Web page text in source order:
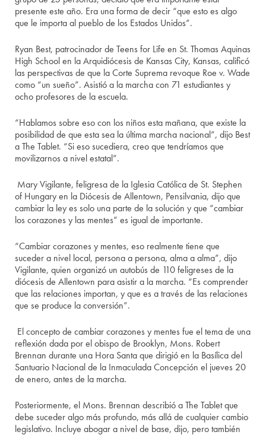
presente este año. Era una forma de decir “que esto es algo
que le importa al pueblo de los Estados Unidos”.
Ryan Best, patrocinador de Teens for Life en St. Thomas Aquinas
High School en la Arquidiócesis de Kansas City, Kansas, calificó
las perspectivas de que la Corte Suprema revoque Roe v. Wade
como “un sueño”. Asistió a la marcha con 71 estudiantes y
ocho profesores de la escuela.
“Hablamos sobre eso con los niños esta mañana, que existe la
posibilidad de que esta sea la última marcha nacional”, dijo Best
a The Tablet. “Si eso sucediera, creo que tendríamos que
movilizarnos a nivel estatal”.
Mary Vigilante, feligresa de la Iglesia Católica de St. Stephen
of Hungary en la Diócesis de Allentown, Pensilvania, dijo que
cambiar la ley es solo una parte de la solución y que “cambiar
los corazones y las mentes” es igual de importante.
“Cambiar corazones y mentes, eso realmente tiene que
suceder a nivel local, persona a persona, alma a alma”, dijo
Vigilante, quien organizó un autobús de 110 feligreses de la
diócesis de Allentown para asistir a la marcha. “Es comprender
que las relaciones importan, y que es a través de las relaciones
que se produce la conversión”.
El concepto de cambiar corazones y mentes fue el tema de una
reflexión dada por el obispo de Brooklyn, Mons. Robert
Brennan durante una Hora Santa que dirigió en la Basílica del
Santuario Nacional de la Inmaculada Concepción el jueves 20
de enero, antes de la marcha.
Posteriormente, el Mons. Brennan describió a The Tablet que
debe suceder algo más profundo, más allá de cualquier cambio
legislativo. Incluye abogar a nivel de base, dijo, pero también